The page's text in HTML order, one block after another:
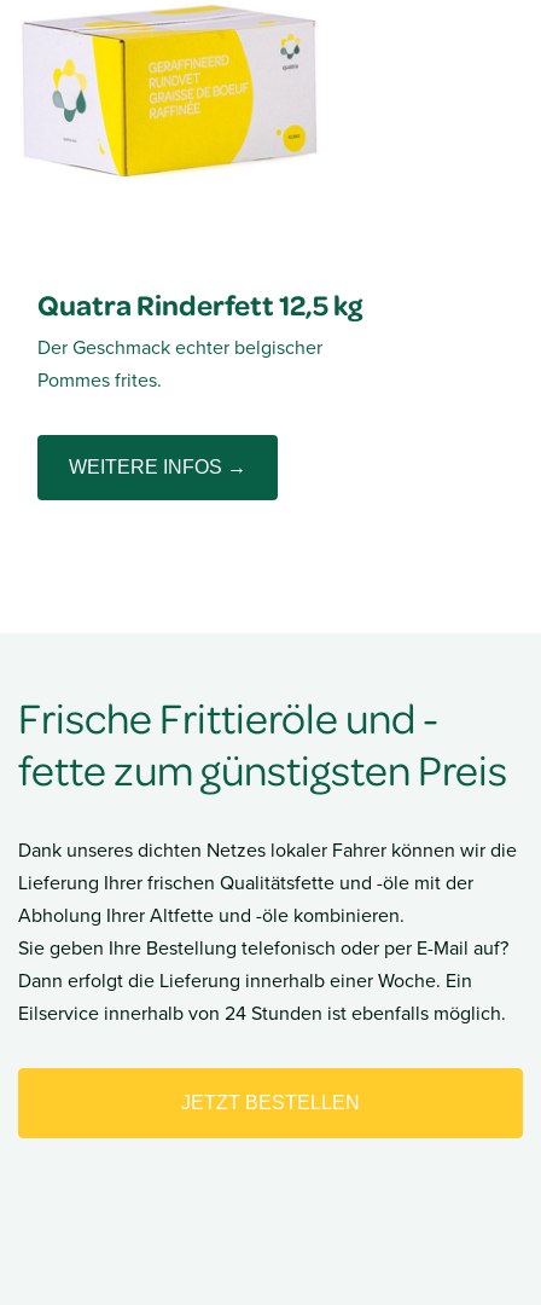
Quatra Rinderfett 12,5 kg
Der Geschmack echter belgischer
Pommes frites.
WEITERE INFOS →
Frische Frittieröle und -
fette zum günstigsten Preis
Dank unseres dichten Netzes lokaler Fahrer können wir die
Lieferung Ihrer frischen Qualitätsfette und -öle mit der
Abholung Ihrer Altfette und -öle kombinieren.
Sie geben Ihre Bestellung telefonisch oder per E-Mail auf?
Dann erfolgt die Lieferung innerhalb einer Woche. Ein
Eilservice innerhalb von 24 Stunden ist ebenfalls möglich.
JETZT BESTELLEN